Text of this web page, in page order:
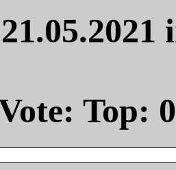
Top: 0